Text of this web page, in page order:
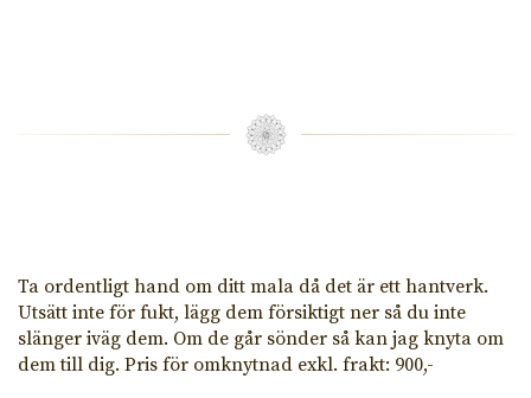
Ta ordentligt hand om ditt mala då det är ett hantverk.
Utsätt inte för fukt, lägg dem försiktigt ner så du inte
slänger iväg dem. Om de går sönder så kan jag knyta om
dem till dig. Pris för omknytnad exkl. frakt: 900,-